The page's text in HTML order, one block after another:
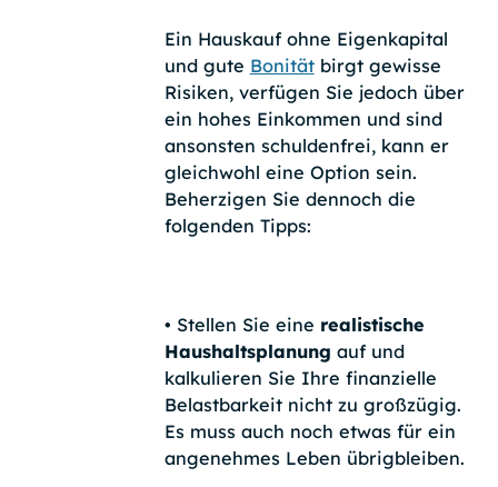
Ein Hauskauf ohne Eigenkapital
und gute Bonitätbirgt gewisse
Risiken, verfügen Sie jedoch über
ein hohes Einkommen und sind
ansonsten schuldenfrei, kann er
gleichwohl eine Option sein.
Beherzigen Sie dennoch die
folgenden Tipps:
• Stellen Sie eine realistische
Haushaltsplanung auf und
kalkulieren Sie Ihre finanzielle
Belastbarkeit nicht zu großzügig.
Es muss auch noch etwas für ein
angenehmes Leben übrigbleiben.